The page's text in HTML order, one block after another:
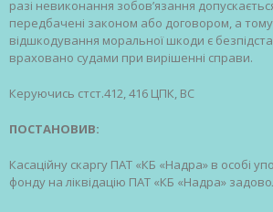
разі невиконання зобов’язання
передбачені законом або договором, а
відшкодування моральної шкоди є
враховано судами при вирішенні справи.
Керуючись стст.412, 416 ЦПК, ВС
ПОСТАНОВИВ:
Касаційну скаргу ПАТ «КБ «Надра» в особі
фонду на ліквідацію ПАТ «КБ «Надра»